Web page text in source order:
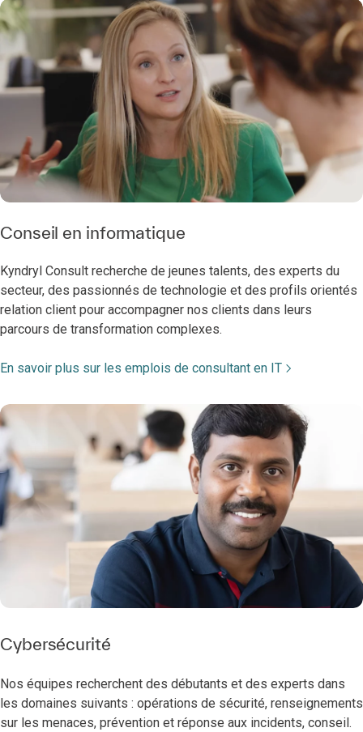
Conseil en informatique
Kyndryl Consult recherche de jeunes talents, des experts du
secteur, des passionnés de technologie et des profils orientés
relation client pour accompagner nos clients dans leurs
parcours de transformation complexes.
En savoir plus sur les emplois de consultant en IT
Cybersécurité
Nos équipes recherchent des débutants et des experts dans
les domaines suivants : opérations de sécurité, renseignements
sur les menaces, prévention et réponse aux incidents, conseil.